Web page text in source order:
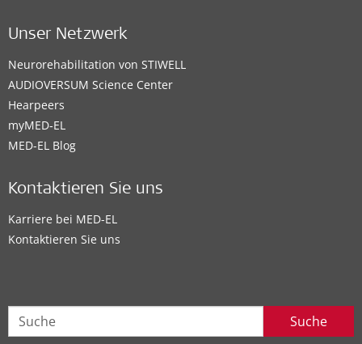
Unser Netzwerk
Neurorehabilitation von STIWELL
AUDIOVERSUM Science Center
Hearpeers
myMED‑EL
MED-EL Blog
Kontaktieren Sie uns
Karriere bei MED-EL
Kontaktieren Sie uns
Suche